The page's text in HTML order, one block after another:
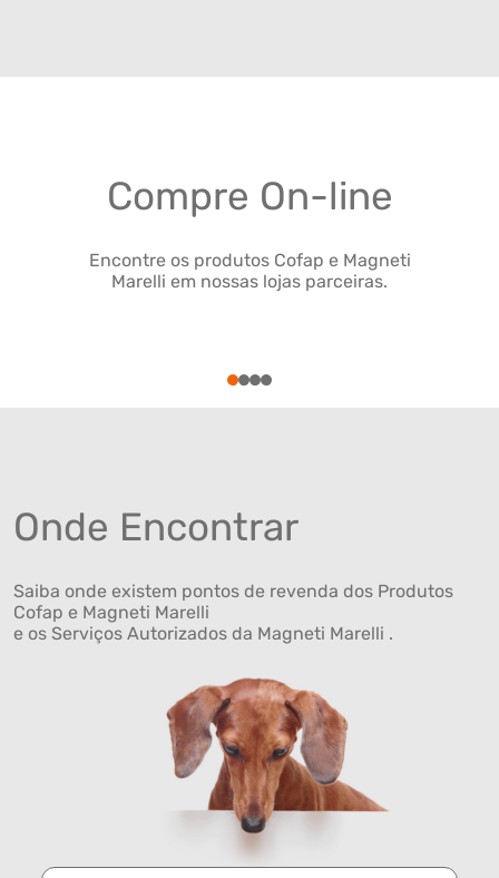
Compre On-line
Encontre os produtos Cofap e Magneti
Marelli em nossas lojas parceiras.
1234
Onde Encontrar
Saiba onde existem pontos de revenda dos Produtos
Cofap e Magneti Marelli
e os Serviços Autorizados da Magneti Marelli .